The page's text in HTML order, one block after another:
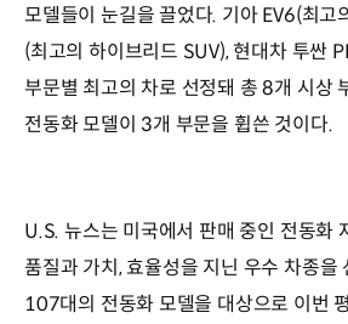
모델들이 눈길을 끌었다. 기아 EV6(최고
(최고의 하이브리드 SUV), 현대차 투싼
부문별 최고의 차로 선정돼 총 8개 시상
전동화 모델이 3개 부문을 휩쓴 것이다.
U.S. 뉴스는 미국에서 판매 중인 전동화
품질과 가치, 효율성을 지닌 우수 차종을
107대의 전동화 모델을 대상으로 이번